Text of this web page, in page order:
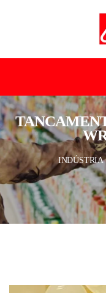
INDÚSTRIA